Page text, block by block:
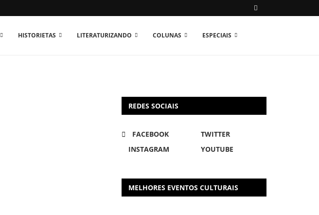
HISTORIETAS LITERATURIZANDO COLUNAS ESPECIAIS
REDES SOCIAIS
FACEBOOK
TWITTER
INSTAGRAM
YOUTUBE
MELHORES EVENTOS CULTURAIS